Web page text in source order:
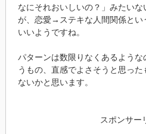
なにそれおいしいの？」みたい
が、恋愛→ステキな人間関係とい
いいようですね。
パターンは数限りなくあるよう
うもの、直感でよさそうと思っ
ないかと思います。
スポンサー